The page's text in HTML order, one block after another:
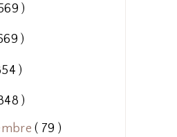
)
)
)
)
( 79 )